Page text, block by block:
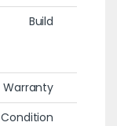
Build
Warranty
Condition